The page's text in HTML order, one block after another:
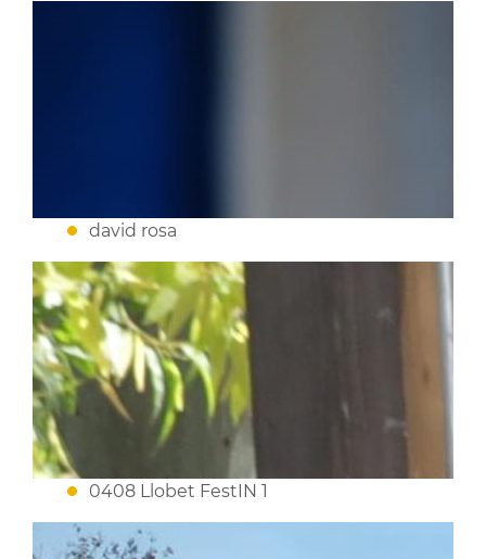
david rosa
0408 Llobet FestIN 1